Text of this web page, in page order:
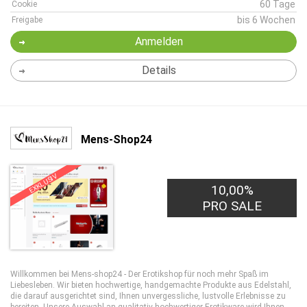
Cookie 60 Tage
Freigabe bis 6 Wochen
Anmelden
Details
Mens-Shop24
EXKLUSIV
10,00%
PRO SALE
Willkommen bei Mens-shop24 - Der Erotikshop für noch mehr Spaß im
Liebesleben. Wir bieten hochwertige, handgemachte Produkte aus Edelstahl,
die darauf ausgerichtet sind, Ihnen unvergessliche, lustvolle Erlebnisse zu